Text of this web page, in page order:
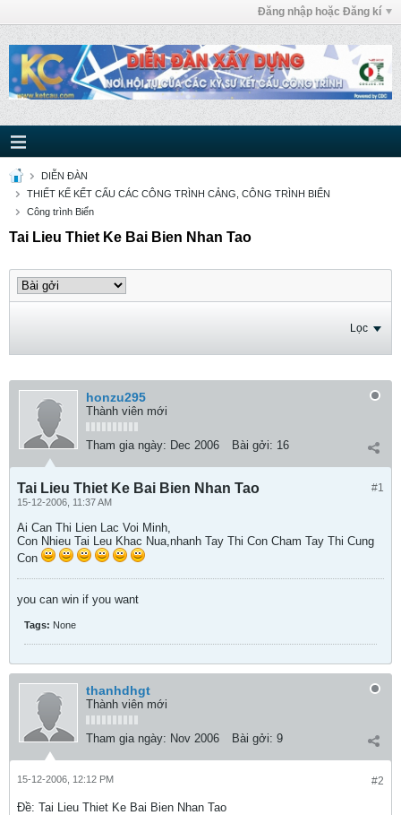
Đăng nhập hoặc Đăng kí
DIỄN ĐÀN
THIẾT KẾ KẾT CẤU CÁC CÔNG TRÌNH CẢNG, CÔNG TRÌNH BIỂN
Công trình Biển
Tai Lieu Thiet Ke Bai Bien Nhan Tao
Lọc
honzu295
Thành viên mới
Tham gia ngày: Dec 2006 Bài gởi: 16
#1
Tai Lieu Thiet Ke Bai Bien Nhan Tao
15-12-2006, 11:37 AM
Ai Can Thi Lien Lac Voi Minh,
Con Nhieu Tai Leu Khac Nua,nhanh Tay Thi Con Cham Tay Thi Cung
Con
you can win if you want
Tags: None
thanhdhgt
Thành viên mới
Tham gia ngày: Nov 2006 Bài gởi: 9
#2
15-12-2006, 12:12 PM
Ðề: Tai Lieu Thiet Ke Bai Bien Nhan Tao